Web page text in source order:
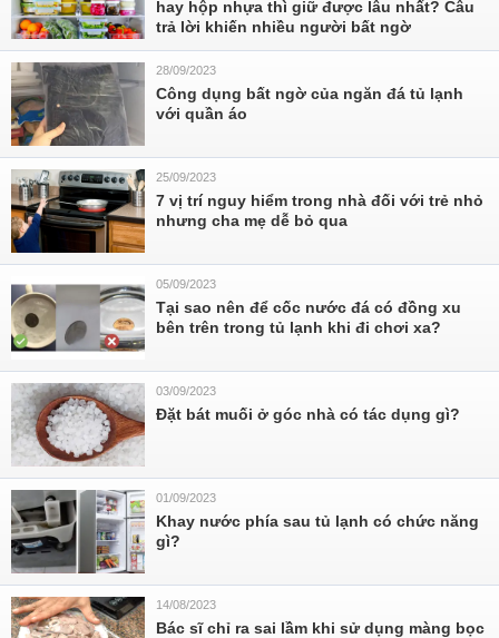
hay hộp nhựa thì giữ được lâu nhất? Câu
trả lời khiến nhiều người bất ngờ
28/09/2023
Công dụng bất ngờ của ngăn đá tủ lạnh
với quần áo
25/09/2023
7 vị trí nguy hiểm trong nhà đối với trẻ nhỏ
nhưng cha mẹ dễ bỏ qua
05/09/2023
Tại sao nên để cốc nước đá có đồng xu
bên trên trong tủ lạnh khi đi chơi xa?
03/09/2023
Đặt bát muối ở góc nhà có tác dụng gì?
01/09/2023
Khay nước phía sau tủ lạnh có chức năng
gì?
14/08/2023
Bác sĩ chỉ ra sai lầm khi sử dụng màng bọc